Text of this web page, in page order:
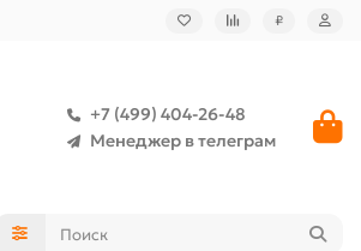
₽
+7 (499) 404-26-48
Менеджер в телеграм